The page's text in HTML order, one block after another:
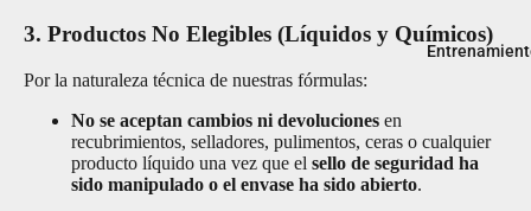
Gyeon
Koch
Chemie
3. Productos No Elegibles (Líquidos y Químicos)
Por la naturaleza técnica de nuestras fórmulas:
No se aceptan cambios ni devoluciones en
recubrimientos, selladores, pulimentos, ceras o cualquier
producto líquido una vez que el sello de seguridad ha
sido manipulado o el envase ha sido abierto.